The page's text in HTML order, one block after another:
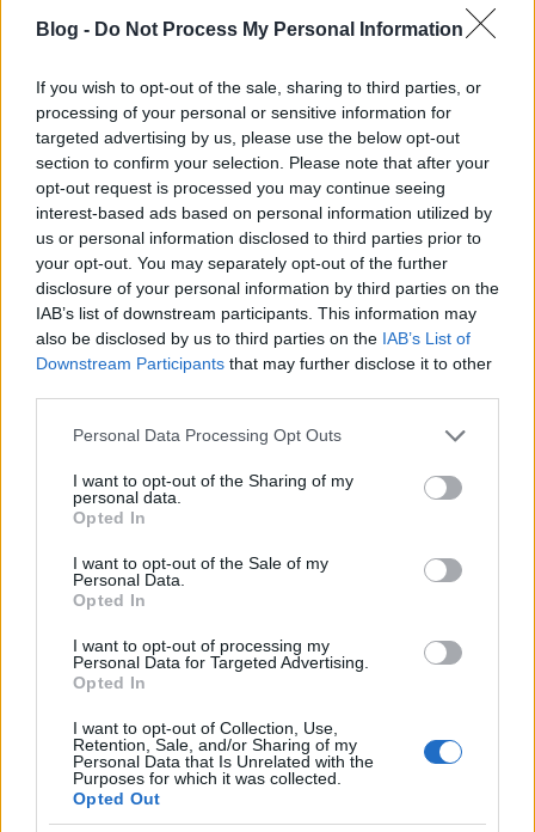
Blog - Do Not Process My Personal Information
If you wish to opt-out of the sale, sharing to third parties, or
processing of your personal or sensitive information for
targeted advertising by us, please use the below opt-out
section to confirm your selection. Please note that after your
opt-out request is processed you may continue seeing
interest-based ads based on personal information utilized by
us or personal information disclosed to third parties prior to
your opt-out. You may separately opt-out of the further
disclosure of your personal information by third parties on the
IAB’s list of downstream participants. This information may
also be disclosed by us to third parties on the IAB’s List of
Downstream Participants that may further disclose it to other
Please note that this website/app uses one or more Google
not limited to your visit or usage behaviour. You may click to
grant or deny consent to Google and its third-party tags to
use your data for below specified purposes in below Google
consent section.
Personal Data Processing Opt Outs
I want to opt-out of the Sharing of my
personal data.
Opted In
I want to opt-out of the Sale of my
Personal Data.
Opted In
I want to opt-out of processing my
Personal Data for Targeted Advertising.
Opted In
I want to opt-out of Collection, Use,
Retention, Sale, and/or Sharing of my
Personal Data that Is Unrelated with the
Purposes for which it was collected.
Opted Out
Колочава
Alsókalocsa
Ökörmezői
Комсомольськ
Németmokra
Técsői
Концове
Koncháza
Ungvári
Копашневе
Gernyés
Huszti
Копинівці
Nagymogyorós
Munkácsi
Коритняни
Kereknye
Ungvári
Королеве
Királyháza
Nagyszőlősi
Косино
Kockaszállás
Munkácsi
Косів Верх
Koszóver
Ökörmezői
Косівська
Поляна
Kaszómező
Rahói
Косонь
Mezőkaszony
Beregszászi
Nagypásztély
Костилівка
Barnabás
Rahói
Кострина
Csontos
Nagybereznai
Розтока
Котельниця
Крайне
Kálló
Huszti
Крайникове
Mihálka
Huszti
Крайня
Мартинка
Красна
Tarackraszna
Técsői
Крива
Крива
Tiszakirva
Кривий
Krivi
Huszti
Крите
Fedelesfalva
Кричове